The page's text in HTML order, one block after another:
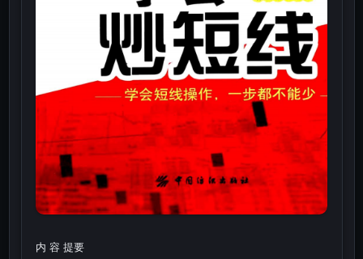
内 容 提要